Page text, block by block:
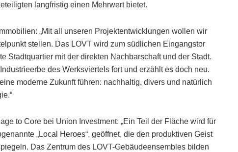
langfristig einen Mehrwert bietet.
„Mit all unseren Projektentwicklungen wollen wir
stellen. Das LOVT wird zum südlichen Eingangstor
Stadtquartier mit der direkten Nachbarschaft und der Stadt.
des Werksviertels fort und erzählt es doch neu.
moderne Zukunft führen: nachhaltig, divers und natürlich
to Core bei Union Investment: „Ein Teil der Fläche wird für
„Local Heroes“, geöffnet, die den produktiven Geist
Das Zentrum des LOVT-Gebäudeensembles bilden